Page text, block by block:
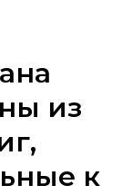
из
к